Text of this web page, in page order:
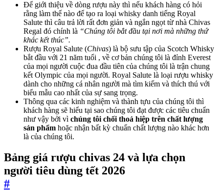
Để giới thiệu về dòng rượu này thì nếu khách hàng có hỏi
rằng làm thế nào để tạo ra loại whisky danh tiếng Royal
Salute thì câu trả lời rất đơn giản và ngắn ngọt từ nhà Chivas
Regal đó chính là “Chúng tôi bắt đầu tại nơi mà những thứ
khác kết thúc”.
Rượu Royal Salute (Chivas) là bộ sưu tập của Scotch Whisky
bắt đầu với 21 năm tuổi , về cơ bản chúng tôi là đỉnh Everest
của mọi người cuộc đua đầu tiên của chúng tôi là trận chung
kết Olympic của mọi người. Royal Salute là loại rượu whisky
dành cho những cá nhân người mà tìm kiếm và thích thú với
biểu mẫu cao nhất của sự sang trọng.
Thông qua các kinh nghiệm và thành tựu của chúng tôi thì
khách hàng sẽ hiểu tại sao chúng tôi đạt được các tiêu chuẩn
như vậy bởi vì chúng tôi chối thoả hiệp trên chất lượng
sản phẩm hoặc nhận bất kỳ chuẩn chất lượng nào khác hơn
là của chúng tôi.
Bảng giá rượu chivas 24 và lựa chọn
người tiêu dùng tết 2026
#